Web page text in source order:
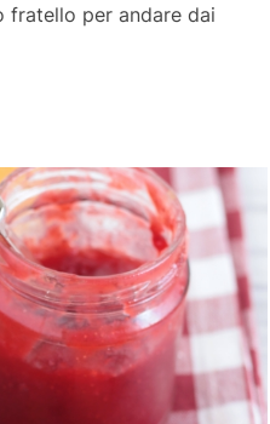
fratello per andare dai